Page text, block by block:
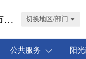
洛阳市伊川县 切换地区/部门
公共服务 阳